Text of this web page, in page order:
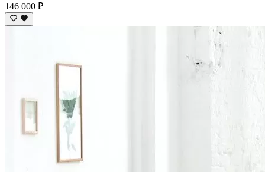
146 000 ₽